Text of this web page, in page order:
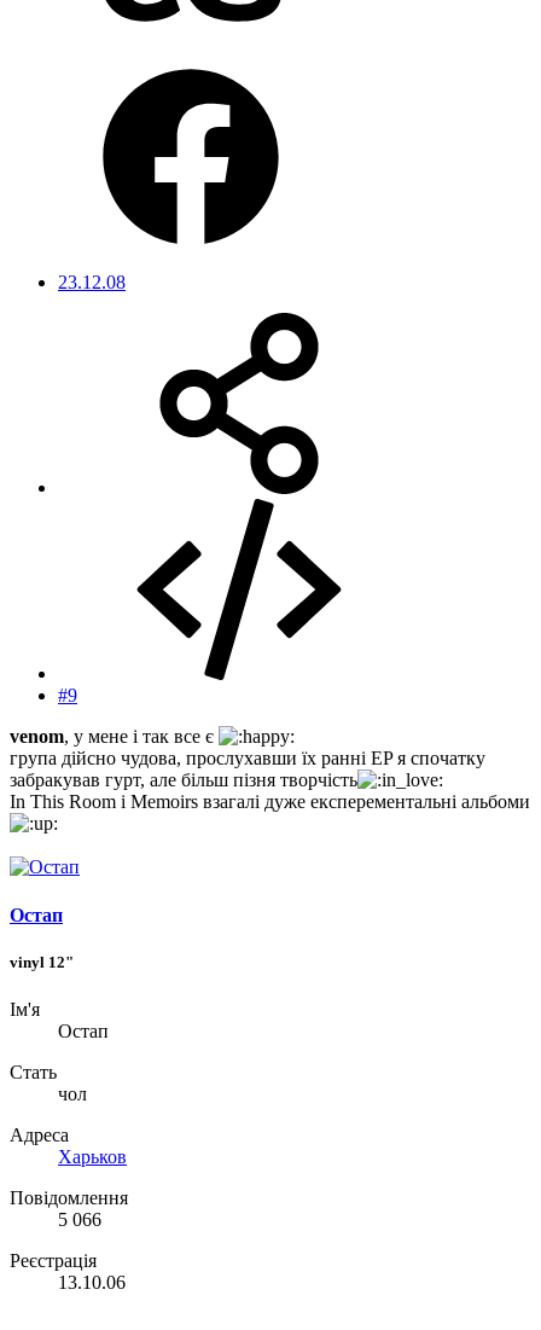
23.12.08
#9
venom, у мене і так все є
група дійсно чудова, прослухавши їх ранні EP я спочатку
забракував гурт, але більш пізня творчість
In This Room і Memoirs взагалі дуже експерементальні альбоми
Остап
vinyl 12"
Ім'я
Остап
Стать
чол
Адреса
Харьков
Повідомлення
5 066
Реєстрація
13.10.06